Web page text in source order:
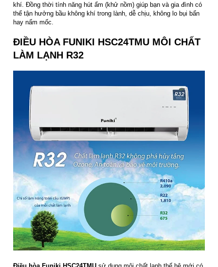
khí. Đồng thời tính năng hút ẩm (khử nồm) giúp bạn và gia đình có
thể tận hưởng bầu không khí trong lành, dễ chịu, không lo bụi bẩn
hay nấm mốc.
ĐIỀU HÒA FUNIKI HSC24TMU MÔI CHẤT
LÀM LẠNH R32